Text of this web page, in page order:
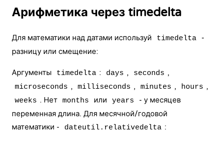
Арифметика через timedelta
Для математики над датами используй timedelta
-
разницу или смещение:
Аргументы timedelta : days , seconds ,
microseconds , milliseconds , minutes , hours ,
weeks . Нет months или years
- у месяцев
переменная длина. Для месячной/годовой
математики -
dateutil.relativedelta :